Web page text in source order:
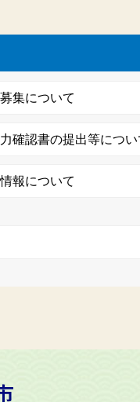
集について
確認書の提出等につい
報について